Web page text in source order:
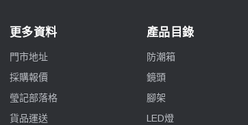
更多資料
門市地址
採購報價
瑩記部落格
貨品運送
產品目錄
防潮箱
鏡頭
腳架
LED燈